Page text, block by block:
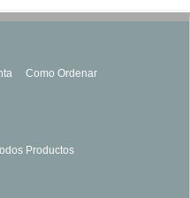
Como Ordenar
Productos